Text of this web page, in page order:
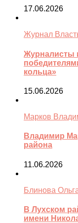
17.06.2026
Журнал
Журналисты
кольца»
15.06.2026
Марков
Владимир
района
11.06.2026
Блинова
В Лухском
имени